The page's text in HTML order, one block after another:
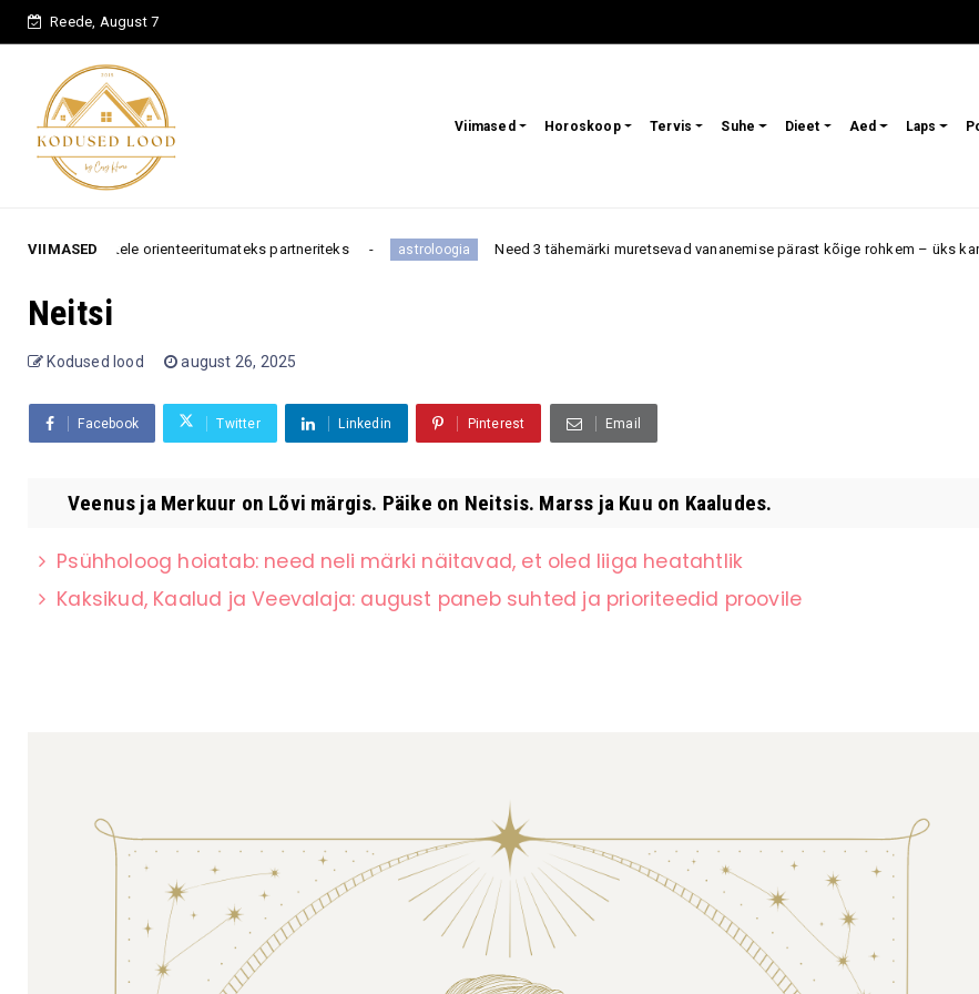
Reede, August 7
Viimased Horoskoop Tervis Suhe Dieet Aed Laps
VIIMASEDorienteeritumateks partneriteks astroloogia Need 3 tähemärki muretsevad vananemise pärast kõige rohkem – üks kardab
Neitsi
Kodused lood august 26, 2025
Facebook Twitter Linkedin Pinterest Email
Veenus ja Merkuur on Lõvi märgis. Päike on Neitsis. Marss ja Kuu on Kaaludes.
Psühholoog hoiatab: need neli märki näitavad, et oled liiga heatahtlik
Kaksikud, Kaalud ja Veevalaja: august paneb suhted ja prioriteedid proovile